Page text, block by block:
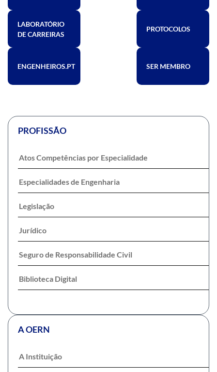
LABORATÓRIO
DE CARREIRAS
PROTOCOLOS
ENGENHEIROS.PT SER MEMBRO
PROFISSÃO
Atos Competências por Especialidade
Especialidades de Engenharia
Legislação
Jurídico
Seguro de Responsabilidade Civil
Biblioteca Digital
A OERN
A Instituição